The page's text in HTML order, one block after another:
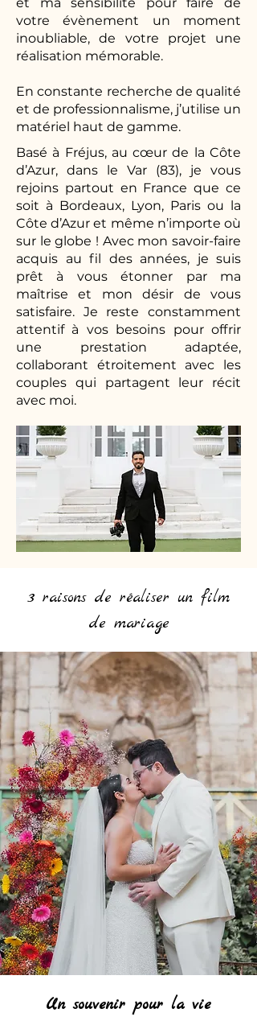
votre évènement un moment
inoubliable, de votre projet une
réalisation mémorable.
En constante recherche de qualité
et de professionnalisme, j’utilise un
matériel haut de gamme.
Basé à Fréjus, au cœur de la Côte
d’Azur, dans le Var (83), je vous
rejoins partout en France que ce
soit à Bordeaux, Lyon, Paris ou la
Côte d’Azur et même n’importe où
sur le globe ! Avec mon savoir-faire
acquis au fil des années, je suis
prêt à vous étonner par ma
maîtrise et mon désir de vous
satisfaire. Je reste constamment
attentif à vos besoins pour offrir
une prestation adaptée,
collaborant étroitement avec les
couples qui partagent leur récit
avec moi.
3 raisons de réaliser un film
de mariage
Un souvenir pour la vie